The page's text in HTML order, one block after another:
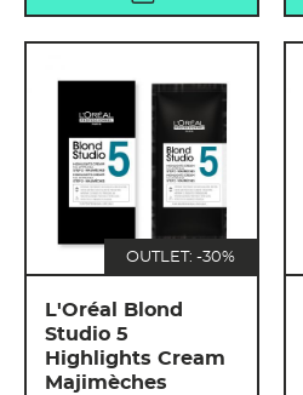
OUTLET: -30%
L'Oréal Blond
Studio 5
Highlights Cream
Majimèches